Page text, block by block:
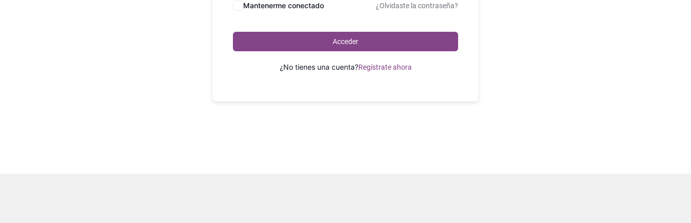
Mantenerme conectado ¿Olvidaste la contraseña?
Acceder
¿No tienes una cuenta?Regístrate ahora